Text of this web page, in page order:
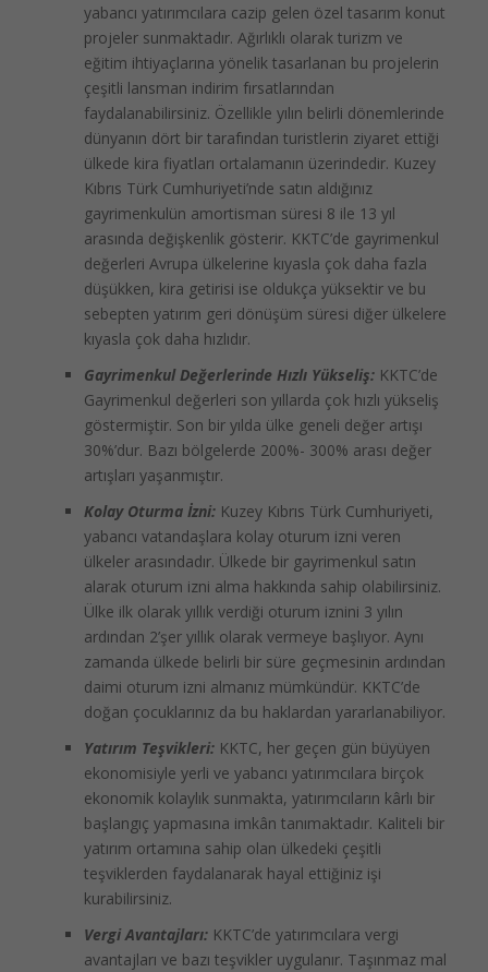
yabancı yatırımcılara cazip gelen özel tasarım konut
projeler sunmaktadır. Ağırlıklı olarak turizm ve
eğitim ihtiyaçlarına yönelik tasarlanan bu projelerin
çeşitli lansman indirim fırsatlarından
faydalanabilirsiniz. Özellikle yılın belirli dönemlerinde
dünyanın dört bir tarafından turistlerin ziyaret ettiği
ülkede kira fiyatları ortalamanın üzerindedir. Kuzey
Kıbrıs Türk Cumhuriyeti’nde satın aldığınız
gayrimenkulün amortisman süresi 8 ile 13 yıl
arasında değişkenlik gösterir. KKTC’de gayrimenkul
değerleri Avrupa ülkelerine kıyasla çok daha fazla
düşükken, kira getirisi ise oldukça yüksektir ve bu
sebepten yatırım geri dönüşüm süresi diğer ülkelere
kıyasla çok daha hızlıdır.
Gayrimenkul Değerlerinde Hızlı Yükseliş: KKTC’de
Gayrimenkul değerleri son yıllarda çok hızlı yükseliş
göstermiştir. Son bir yılda ülke geneli değer artışı
30%’dur. Bazı bölgelerde 200%- 300% arası değer
artışları yaşanmıştır.
Kolay Oturma İzni: Kuzey Kıbrıs Türk Cumhuriyeti,
yabancı vatandaşlara kolay oturum izni veren
ülkeler arasındadır. Ülkede bir gayrimenkul satın
alarak oturum izni alma hakkında sahip olabilirsiniz.
Ülke ilk olarak yıllık verdiği oturum iznini 3 yılın
ardından 2’şer yıllık olarak vermeye başlıyor. Aynı
zamanda ülkede belirli bir süre geçmesinin ardından
daimi oturum izni almanız mümkündür. KKTC’de
doğan çocuklarınız da bu haklardan yararlanabiliyor.
Yatırım Teşvikleri: KKTC, her geçen gün büyüyen
ekonomisiyle yerli ve yabancı yatırımcılara birçok
ekonomik kolaylık sunmakta, yatırımcıların kârlı bir
başlangıç yapmasına imkân tanımaktadır. Kaliteli bir
yatırım ortamına sahip olan ülkedeki çeşitli
teşviklerden faydalanarak hayal ettiğiniz işi
kurabilirsiniz.
Vergi Avantajları: KKTC’de yatırımcılara vergi
avantajları ve bazı teşvikler uygulanır. Taşınmaz mal